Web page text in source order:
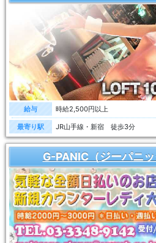
給与 時給2,500円以上
最寄り駅 JR山手線・新宿 徒歩3分
G-PANIC（ジーパニッ